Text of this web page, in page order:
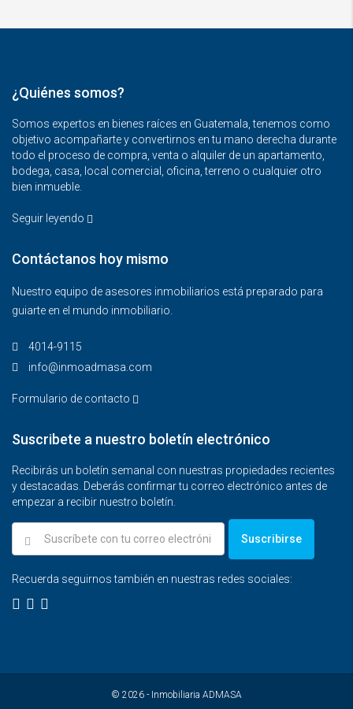
¿Quiénes somos?
Somos expertos en bienes raíces en Guatemala, tenemos como
objetivo acompañarte y convertirnos en tu mano derecha durante
todo el proceso de compra, venta o alquiler de un apartamento,
bodega, casa, local comercial, oficina, terreno o cualquier otro
bien inmueble.
Seguir leyendo
Contáctanos hoy mismo
Nuestro equipo de asesores inmobiliarios está preparado para
guiarte en el mundo inmobiliario.
4014-9115‬
info@inmoadmasa.com
Formulario de contacto
Suscribete a nuestro boletín electrónico
Recibirás un boletín semanal con nuestras propiedades recientes
y destacadas. Deberás confirmar tu correo electrónico antes de
empezar a recibir nuestro boletín.
Suscribirse
Recuerda seguirnos también en nuestras redes sociales:
© 2026 - Inmobiliaria ADMASA